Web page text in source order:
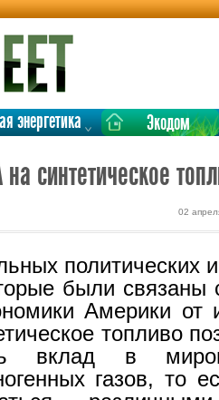
энергетика Экодом
синтетическое
02
политических
были
Америки от
топливо
вклад в
газов, то